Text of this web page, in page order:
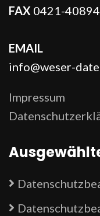
FAX 0421-
EMAIL
info@weser-
Impressum